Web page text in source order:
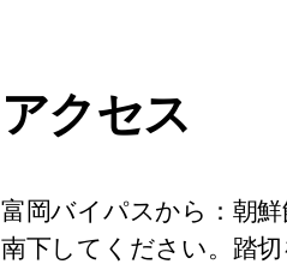
アクセス
富岡バイパスから：朝
南下してください。踏